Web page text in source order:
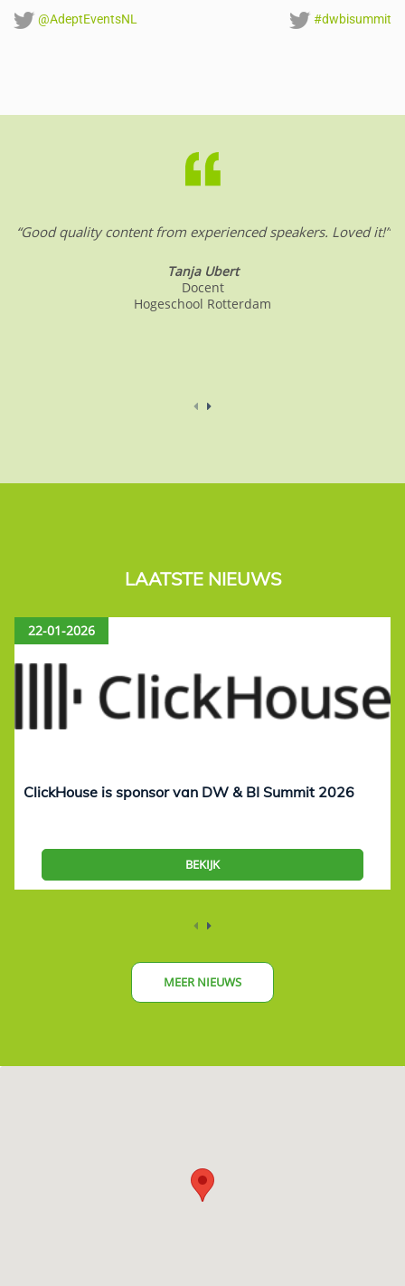
@AdeptEventsNL #dwbisummit
“Good quality content from experienced speakers. Loved it!”
Tanja Ubert
Docent
Hogeschool Rotterdam
LAATSTE NIEUWS
22-01-2026
ClickHouse is sponsor van DW & BI Summit 2026
BEKIJK
MEER NIEUWS